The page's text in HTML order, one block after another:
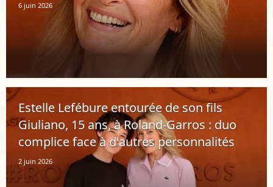
6 juin 2026
Estelle Lefébure entourée de son fils
Giuliano, 15 ans, à Roland-Garros : duo
complice face à d'autres personnalités
2 juin 2026